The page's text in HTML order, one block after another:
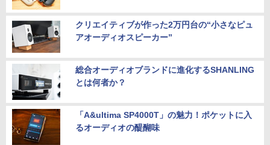
クリエイティブが作った2万円台の“小さなピュ
アオーディオスピーカー”
総合オーディオブランドに進化するSHANLING
とは何者か？
「A&ultima SP4000T」の魅力！ポケットに入
るオーディオの醍醐味